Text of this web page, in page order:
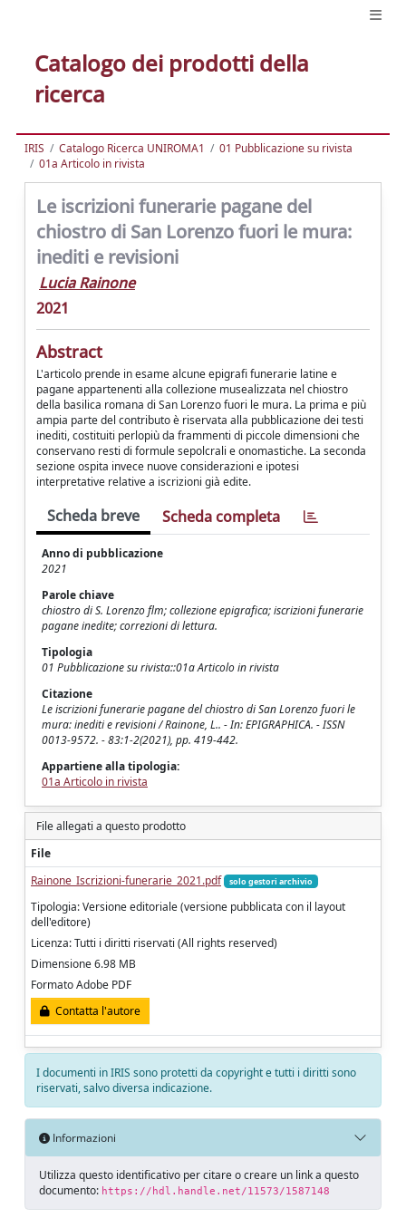
Catalogo dei prodotti della
ricerca
IRIS Catalogo Ricerca UNIROMA1
01 Pubblicazione su rivista
01a Articolo in rivista
Le iscrizioni funerarie pagane del
chiostro di San Lorenzo fuori le mura:
inediti e revisioni
Lucia Rainone
2021
Abstract
L'articolo prende in esame alcune epigrafi funerarie latine e
pagane appartenenti alla collezione musealizzata nel chiostro
della basilica romana di San Lorenzo fuori le mura. La prima e più
ampia parte del contributo è riservata alla pubblicazione dei testi
inediti, costituiti perlopiù da frammenti di piccole dimensioni che
conservano resti di formule sepolcrali e onomastiche. La seconda
sezione ospita invece nuove considerazioni e ipotesi
interpretative relative a iscrizioni già edite.
Scheda breve Scheda completa
Anno di pubblicazione
2021
Parole chiave
chiostro di S. Lorenzo flm; collezione epigrafica; iscrizioni funerarie
pagane inedite; correzioni di lettura.
Tipologia
01 Pubblicazione su rivista::01a Articolo in rivista
Citazione
Le iscrizioni funerarie pagane del chiostro di San Lorenzo fuori le
mura: inediti e revisioni / Rainone, L.. - In: EPIGRAPHICA. - ISSN
0013-9572. - 83:1-2(2021), pp. 419-442.
Appartiene alla tipologia:
01a Articolo in rivista
File allegati a questo prodotto
File
Rainone_Iscrizioni-funerarie_2021.pdf
solo gestori archivio
Tipologia: Versione editoriale (versione pubblicata con il layout
dell'editore)
Licenza: Tutti i diritti riservati (All rights reserved)
Dimensione 6.98 MB
Formato Adobe PDF
Contatta l'autore
I documenti in IRIS sono protetti da copyright e tutti i diritti sono
riservati, salvo diversa indicazione.
Informazioni
Utilizza questo identificativo per citare o creare un link a questo
documento: https://hdl.handle.net/11573/1587148